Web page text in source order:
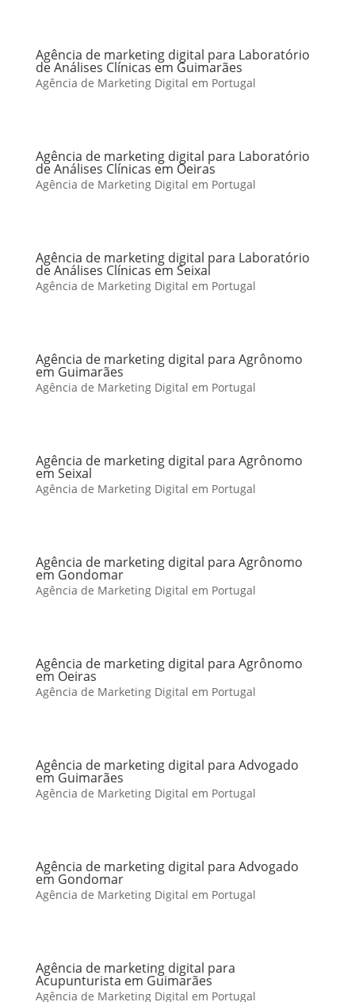
Agência de marketing digital para Laboratório
de Análises Clínicas em Guimarães
Agência de Marketing Digital em Portugal
Agência de marketing digital para Laboratório
de Análises Clínicas em Oeiras
Agência de Marketing Digital em Portugal
Agência de marketing digital para Laboratório
de Análises Clínicas em Seixal
Agência de Marketing Digital em Portugal
Agência de marketing digital para Agrônomo
em Guimarães
Agência de Marketing Digital em Portugal
Agência de marketing digital para Agrônomo
em Seixal
Agência de Marketing Digital em Portugal
Agência de marketing digital para Agrônomo
em Gondomar
Agência de Marketing Digital em Portugal
Agência de marketing digital para Agrônomo
em Oeiras
Agência de Marketing Digital em Portugal
Agência de marketing digital para Advogado
em Guimarães
Agência de Marketing Digital em Portugal
Agência de marketing digital para Advogado
em Gondomar
Agência de Marketing Digital em Portugal
Agência de marketing digital para
Acupunturista em Guimarães
Agência de Marketing Digital em Portugal